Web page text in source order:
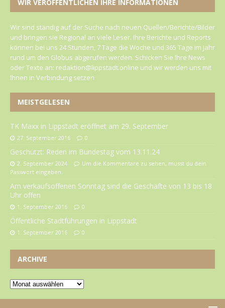
WIR VERÖFFENTLICHEN IHRE INFORMATIONEN
Wir sind ständig auf der Suche nach neuen Quellen/Berichte/Bilder
und bringen sie Regional an viele Leser. Ihre Berichte und Reports
können bei uns 24 Stunden, 7 Tage die Woche und 365 Tage im Jahr
rund um den Globus abgerufen werden. Schicken Sie Ihre News
oder Texte an: redaktion@lippstadt.online und wir werden uns mit
Ihnen in Verbindung setzen
MEISTGELESEN
TK Maxx in Lippstadt eröffnet am 29. September
27. September 2016 0
Geschützt: Reden im Bundestag vom 13.11.24
2. September 2024
Um die Kommentare zu sehen, musst du dein
Passwort eingeben.
Am verkaufsoffenen Sonntag sind die Geschäfte von 13 bis 18
Uhr offen
1. September 2016 0
Öffentliche Stadtführungen in Lippstadt
1. September 2016 0
ARCHIVE